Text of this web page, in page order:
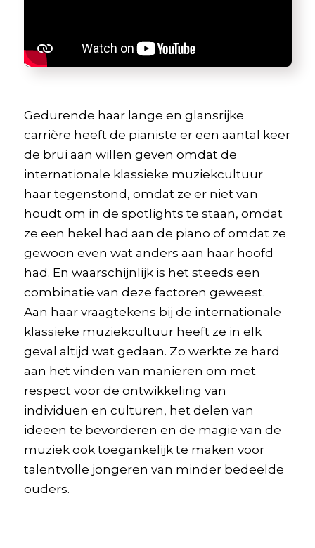
Gedurende haar lange en glansrijke
carrière heeft de pianiste er een aantal keer
de brui aan willen geven omdat de
internationale klassieke muziekcultuur
haar tegenstond, omdat ze er niet van
houdt om in de spotlights te staan, omdat
ze een hekel had aan de piano of omdat ze
gewoon even wat anders aan haar hoofd
had. En waarschijnlijk is het steeds een
combinatie van deze factoren geweest.
Aan haar vraagtekens bij de internationale
klassieke muziekcultuur heeft ze in elk
geval altijd wat gedaan. Zo werkte ze hard
aan het vinden van manieren om met
respect voor de ontwikkeling van
individuen en culturen, het delen van
ideeën te bevorderen en de magie van de
muziek ook toegankelijk te maken voor
talentvolle jongeren van minder bedeelde
ouders.